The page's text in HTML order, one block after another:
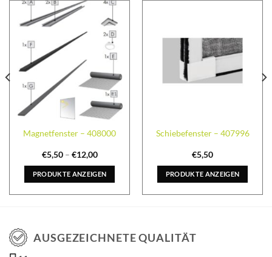
Magnetfenster – 408000
€5,50– €12,00
PRODUKTE ANZEIGEN
Schiebefenster – 407996
€5,50
PRODUKTE ANZEIGEN
AUSGEZEICHNETE QUALITÄT